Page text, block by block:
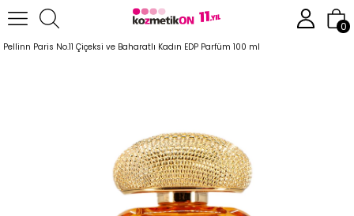
0
Anasayfa Kadın Parfümleri
Pellinn Paris No.11 Çiçeksi ve Baharatlı Kadın EDP Parfüm 100 ml